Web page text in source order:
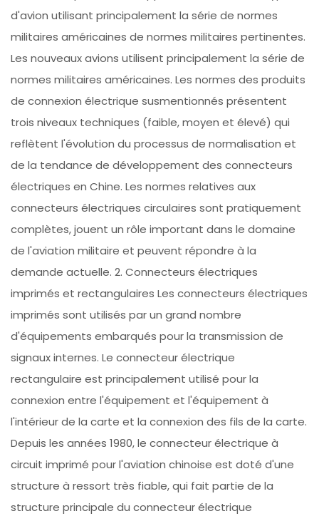
d'avion utilisant principalement la série de normes
militaires américaines de normes militaires pertinentes.
Les nouveaux avions utilisent principalement la série de
normes militaires américaines. Les normes des produits
de connexion électrique susmentionnés présentent
trois niveaux techniques (faible, moyen et élevé) qui
reflètent l'évolution du processus de normalisation et
de la tendance de développement des connecteurs
électriques en Chine. Les normes relatives aux
connecteurs électriques circulaires sont pratiquement
complètes, jouent un rôle important dans le domaine
de l'aviation militaire et peuvent répondre à la
demande actuelle. 2. Connecteurs électriques
imprimés et rectangulaires Les connecteurs électriques
imprimés sont utilisés par un grand nombre
d'équipements embarqués pour la transmission de
signaux internes. Le connecteur électrique
rectangulaire est principalement utilisé pour la
connexion entre l'équipement et l'équipement à
l'intérieur de la carte et la connexion des fils de la carte.
Depuis les années 1980, le connecteur électrique à
circuit imprimé pour l'aviation chinoise est doté d'une
structure à ressort très fiable, qui fait partie de la
structure principale du connecteur électrique